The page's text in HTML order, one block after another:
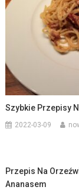
Szybkie Przepisy
2022-03-09
Przepis Na
Ananasem